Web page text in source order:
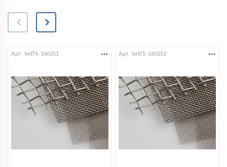
Арт. SetTk-160251 Арт. SetTk-160252